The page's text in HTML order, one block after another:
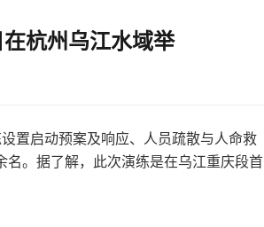
杭州乌江水域举
置启动预案及响应、人员疏散与人命救
。据了解，此次演练是在乌江重庆段首